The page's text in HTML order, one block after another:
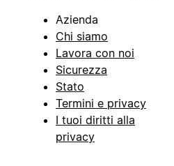
Azienda
Chi siamo
Lavora con noi
Sicurezza
Stato
Termini e privacy
I tuoi diritti alla
privacy